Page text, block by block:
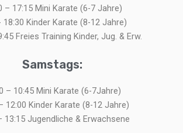
– 17:15 Mini Karate (6-7 Jahre)
18:30 Kinder Karate (8-12 Jahre)
Freies Training Kinder, Jug. & Erw.
Samstags:
– 10:45 Mini Karate (6-7Jahre)
12:00 Kinder Karate (8-12 Jahre)
13:15 Jugendliche & Erwachsene